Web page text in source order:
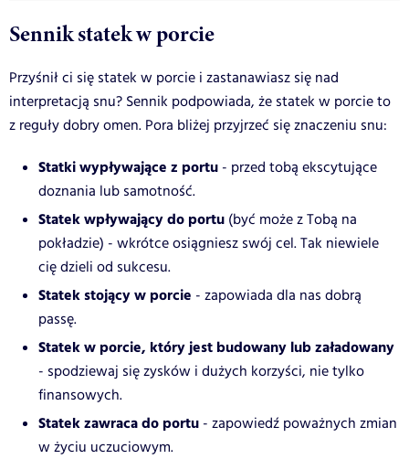
Sennik statek w porcie
Przyśnił ci się statek w porcie i zastanawiasz się nad
interpretacją snu? Sennik podpowiada, że statek w porcie to
z reguły dobry omen. Pora bliżej przyjrzeć się znaczeniu snu:
Statki wypływające z portu - przed tobą ekscytujące
doznania lub samotność.
Statek wpływający do portu (być może z Tobą na
pokładzie) - wkrótce osiągniesz swój cel. Tak niewiele
cię dzieli od sukcesu.
Statek stojący w porcie - zapowiada dla nas dobrą
passę.
Statek w porcie, który jest budowany lub załadowany
- spodziewaj się zysków i dużych korzyści, nie tylko
finansowych.
Statek zawraca do portu - zapowiedź poważnych zmian
w życiu uczuciowym.